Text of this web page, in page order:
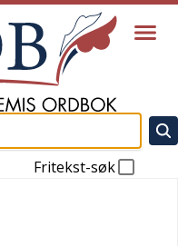
Fritekst-søk